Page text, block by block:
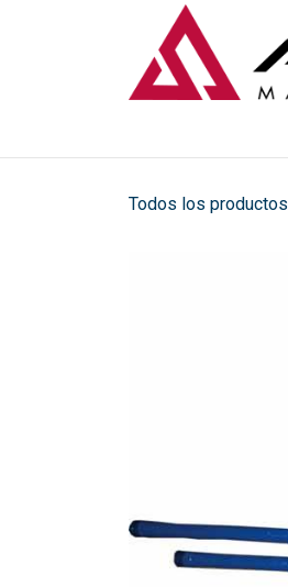
Todos los productos